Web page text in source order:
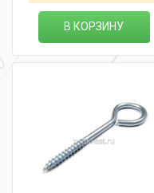
В КОРЗИНУ